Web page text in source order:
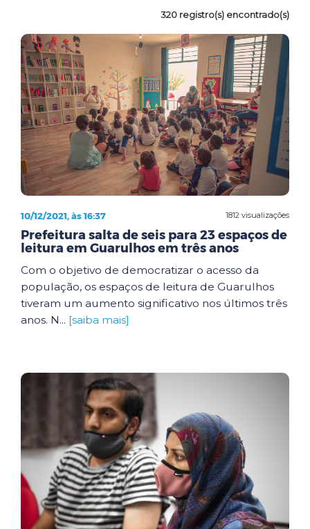
320 registro(s) encontrado(s)
1812 visualizações
10/12/2021, às 16:37
Prefeitura salta de seis para 23 espaços de
leitura em Guarulhos em três anos
Com o objetivo de democratizar o acesso da
população, os espaços de leitura de Guarulhos
tiveram um aumento significativo nos últimos três
anos. N... [saiba mais]